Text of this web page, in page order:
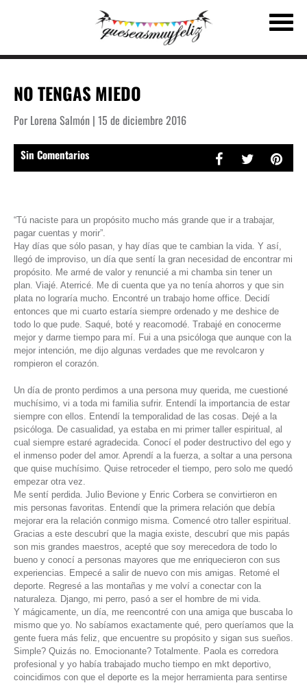
NO TENGAS MIEDO
Por Lorena Salmón | 15 de diciembre 2016
Sin Comentarios
“Tú naciste para un propósito mucho más grande que ir a trabajar,
pagar cuentas y morir”.
Hay días que sólo pasan, y hay días que te cambian la vida. Y así,
llegó de improviso, un día que sentí la gran necesidad de encontrar mi
propósito. Me armé de valor y renuncié a mi chamba sin tener un
plan. Viajé. Aterricé. Me di cuenta que ya no tenía ahorros y que sin
plata no lograría mucho. Encontré un trabajo home office. Decidí
entonces que mi cuarto estaría siempre ordenado y me deshice de
todo lo que pude. Saqué, boté y reacomodé. Trabajé en conocerme
mejor y darme tiempo para mí. Fui a una psicóloga que aunque con la
mejor intención, me dijo algunas verdades que me revolcaron y
rompieron el corazón.
Un día de pronto perdimos a una persona muy querida, me cuestioné
muchísimo, vi a toda mi familia sufrir. Entendí la importancia de estar
siempre con ellos. Entendí la temporalidad de las cosas. Dejé a la
psicóloga. De casualidad, ya estaba en mi primer taller espiritual, al
cual siempre estaré agradecida. Conocí el poder destructivo del ego y
el inmenso poder del amor. Aprendí a la fuerza, a soltar a una persona
que quise muchísimo. Quise retroceder el tiempo, pero solo me quedó
empezar otra vez.
Me sentí perdida. Julio Bevione y Enric Corbera se convirtieron en
mis personas favoritas. Entendí que la primera relación que debía
mejorar era la relación conmigo misma. Comencé otro taller espiritual.
Gracias a este descubrí que la magia existe, descubrí que mis papás
son mis grandes maestros, acepté que soy merecedora de todo lo
bueno y conocí a personas mayores que me enriquecieron con sus
experiencias. Empecé a salir de nuevo con mis amigas. Retomé el
deporte. Regresé a las montañas y me volví a conectar con la
naturaleza. Django, mi perro, pasó a ser el hombre de mi vida.
Y mágicamente, un día, me reencontré con una amiga que buscaba lo
mismo que yo. No sabíamos exactamente qué, pero queríamos que la
gente fuera más feliz, que encuentre su propósito y sigan sus sueños.
Simple? Quizás no. Emocionante? Totalmente. Paola es corredora
profesional y yo había trabajado mucho tiempo en mkt deportivo,
coincidimos con que el deporte es la mejor herramienta para sentirse